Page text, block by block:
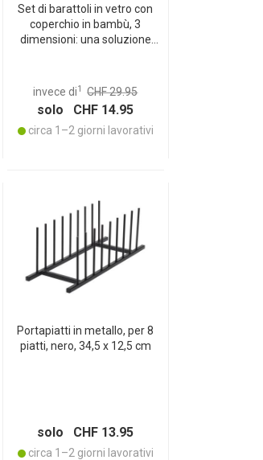
Set di barattoli in vetro con
coperchio in bambù, 3
dimensioni: una soluzione
salvaspazio!
invece di1 CHF 29.95
solo CHF 14.95
circa 1–2 giorni lavorativi
Portapiatti in metallo, per 8
piatti, nero, 34,5 x 12,5 cm
solo CHF 13.95
circa 1–2 giorni lavorativi